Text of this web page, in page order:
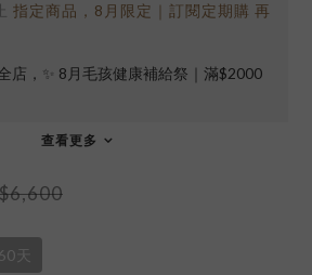
指定商品，8月限定｜訂閱定期購 再
店，✨ 8月毛孩健康補給祭｜滿$2000
查看更多
天